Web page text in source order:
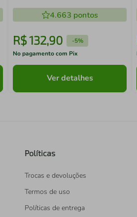
4.663 pontos
R$132,90 -5%
No pagamento com Pix
Ver detalhes
Políticas
Trocas e devoluções
Termos de uso
Políticas de entrega